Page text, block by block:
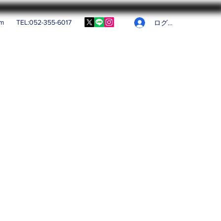
TEL:052-355-6017 ログイン